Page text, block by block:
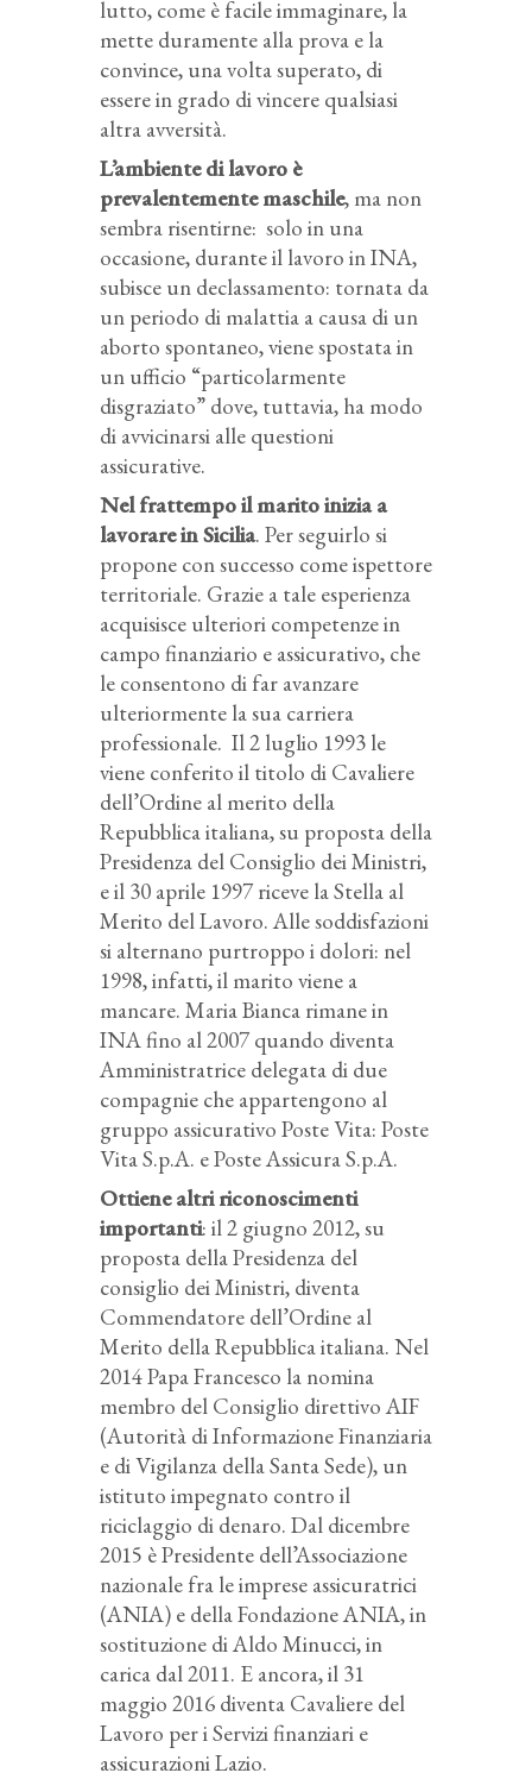
lutto, come è facile immaginare, la
mette duramente alla prova e la
convince, una volta superato, di
essere in grado di vincere qualsiasi
altra avversità.
L’ambiente di lavoro è
prevalentemente maschile, ma non
sembra risentirne: solo in una
occasione, durante il lavoro in INA,
subisce un declassamento: tornata da
un periodo di malattia a causa di un
aborto spontaneo, viene spostata in
un ufficio “particolarmente
disgraziato” dove, tuttavia, ha modo
di avvicinarsi alle questioni
assicurative.
Nel frattempo il marito inizia a
lavorare in Sicilia. Per seguirlo si
propone con successo come ispettore
territoriale. Grazie a tale esperienza
acquisisce ulteriori competenze in
campo finanziario e assicurativo, che
le consentono di far avanzare
ulteriormente la sua carriera
professionale. Il 2 luglio 1993 le
viene conferito il titolo di Cavaliere
dell’Ordine al merito della
Repubblica italiana, su proposta della
Presidenza del Consiglio dei Ministri,
e il 30 aprile 1997 riceve la Stella al
Merito del Lavoro. Alle soddisfazioni
si alternano purtroppo i dolori: nel
1998, infatti, il marito viene a
mancare. Maria Bianca rimane in
INA fino al 2007 quando diventa
Amministratrice delegata di due
compagnie che appartengono al
gruppo assicurativo Poste Vita: Poste
Vita S.p.A. e Poste Assicura S.p.A.
Ottiene altri riconoscimenti
importanti: il 2 giugno 2012, su
proposta della Presidenza del
consiglio dei Ministri, diventa
Commendatore dell’Ordine al
Merito della Repubblica italiana. Nel
2014 Papa Francesco la nomina
membro del Consiglio direttivo AIF
(Autorità di Informazione Finanziaria
e di Vigilanza della Santa Sede), un
istituto impegnato contro il
riciclaggio di denaro. Dal dicembre
2015 è Presidente dell’Associazione
nazionale fra le imprese assicuratrici
(ANIA) e della Fondazione ANIA, in
sostituzione di Aldo Minucci, in
carica dal 2011. E ancora, il 31
maggio 2016 diventa Cavaliere del
Lavoro per i Servizi finanziari e
assicurazioni Lazio.